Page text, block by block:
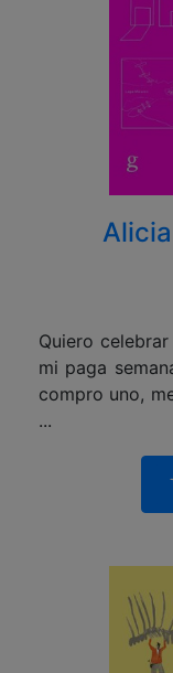
Quiero
mi paga
compro uno,
...